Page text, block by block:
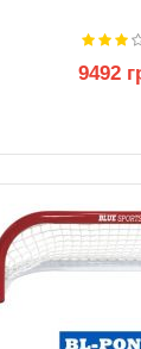
9492